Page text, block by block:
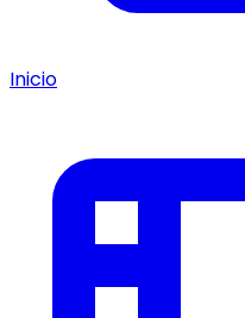
Inicio